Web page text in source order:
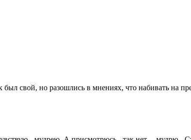
свой, но разошлись в мнениях, что набивать на